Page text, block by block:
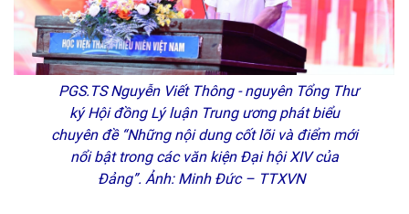
PGS.TS Nguyễn Viết Thông - nguyên Tổng Thư
ký Hội đồng Lý luận Trung ương phát biểu
chuyên đề “Những nội dung cốt lõi và điểm mới
nổi bật trong các văn kiện Đại hội XIV của
Đảng”. Ảnh: Minh Đức – TTXVN